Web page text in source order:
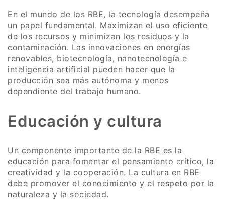
En el mundo de los RBE, la tecnología desempeña
un papel fundamental. Maximizan el uso eficiente
de los recursos y minimizan los residuos y la
contaminación. Las innovaciones en energías
renovables, biotecnología, nanotecnología e
inteligencia artificial pueden hacer que la
producción sea más autónoma y menos
dependiente del trabajo humano.
Educación y cultura
Un componente importante de la RBE es la
educación para fomentar el pensamiento crítico, la
creatividad y la cooperación. La cultura en RBE
debe promover el conocimiento y el respeto por la
naturaleza y la sociedad.